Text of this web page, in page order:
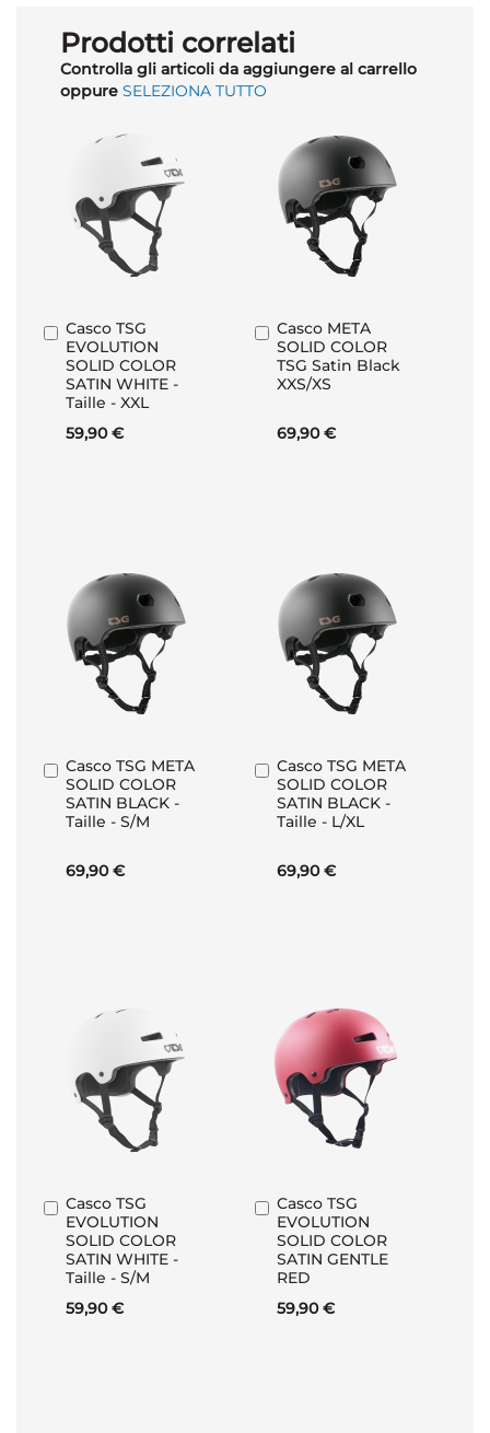
Prodotti correlati
Controlla gli articoli da aggiungere al carrello
oppure SELEZIONA TUTTO
Casco TSG
EVOLUTION
SOLID COLOR
SATIN WHITE -
Taille - XXL
59,90 €
Aggiungi
al
Carrello
Casco META
SOLID COLOR
TSG Satin Black
XXS/XS
69,90 €
Aggiungi
al
Carrello
Casco TSG META
SOLID COLOR
SATIN BLACK -
Taille - S/M
69,90 €
Aggiungi
al
Carrello
Casco TSG META
SOLID COLOR
SATIN BLACK -
Taille - L/XL
69,90 €
Aggiungi
al
Carrello
Casco TSG
EVOLUTION
SOLID COLOR
SATIN WHITE -
Taille - S/M
59,90 €
Aggiungi
al
Carrello
Casco TSG
EVOLUTION
SOLID COLOR
SATIN GENTLE
RED
59,90 €
Aggiungi
al
Carrello